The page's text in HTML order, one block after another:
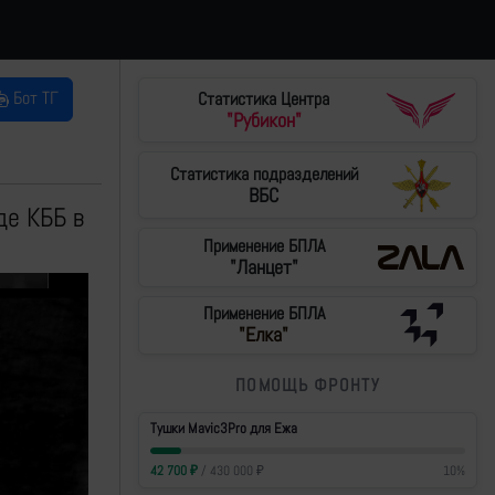
Бот ТГ
КББ в
Статистика Центра
"Рубикон"
Статистика подразделений
ВБС
Применение БПЛА
"Ланцет"
Применение БПЛА
"Елка"
ПОМОЩЬ ФРОНТУ
Тушки Mavic3Pro для Ежа
42 700₽/ 430 000 ₽ 10%